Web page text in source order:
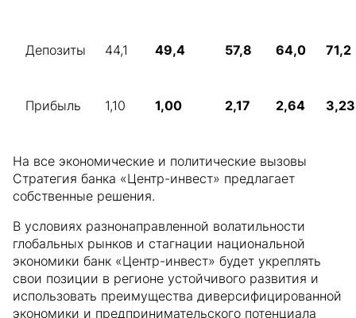
Депозиты 44,1 49,4 57,8 64,0 71,2
Прибыль 1,10 1,00 2,17 2,64 3,23
На все экономические и политические вызовы
Стратегия банка «Центр-инвест» предлагает
собственные решения.
В условиях разнонаправленной волатильности
глобальных рынков и стагнации национальной
экономики банк «Центр-инвест» будет укреплять
свои позиции в регионе устойчивого развития и
использовать преимущества диверсифицированной
экономики и предпринимательского потенциала